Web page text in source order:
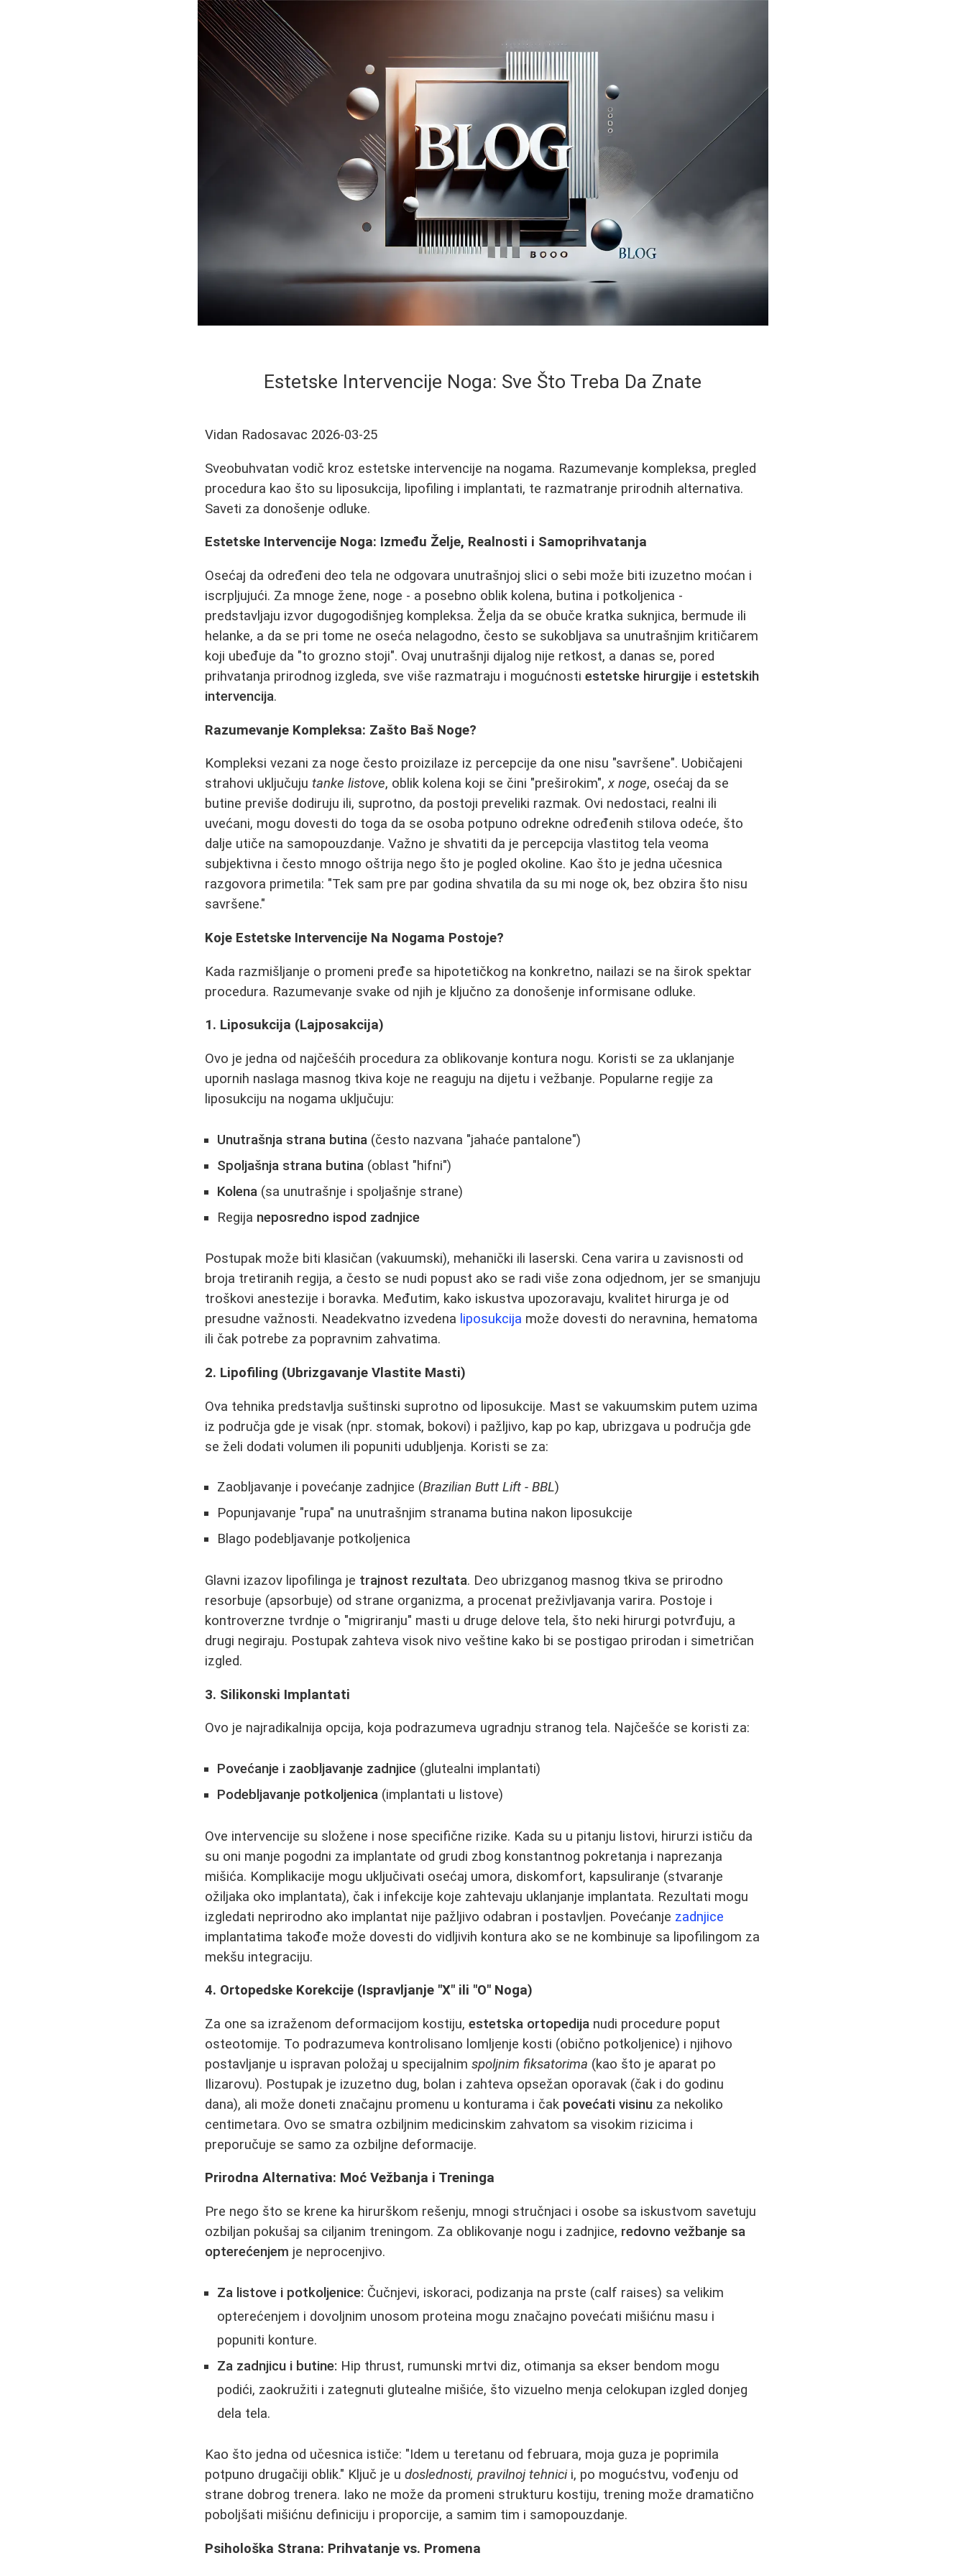
Estetske Intervencije Noga: Sve Što Treba Da Znate
Vidan Radosavac 2026-03-25
Sveobuhvatan vodič kroz estetske intervencije na nogama. Razumevanje kompleksa, pregled
procedura kao što su liposukcija, lipofiling i implantati, te razmatranje prirodnih alternativa.
Saveti za donošenje odluke.
Estetske Intervencije Noga: Između Želje, Realnosti i Samoprihvatanja
Osećaj da određeni deo tela ne odgovara unutrašnjoj slici o sebi može biti izuzetno moćan i
iscrpljujući. Za mnoge žene, noge - a posebno oblik kolena, butina i potkoljenica -
predstavljaju izvor dugogodišnjeg kompleksa. Želja da se obuče kratka suknjica, bermude ili
helanke, a da se pri tome ne oseća nelagodno, često se sukobljava sa unutrašnjim kritičarem
koji ubeđuje da "to grozno stoji". Ovaj unutrašnji dijalog nije retkost, a danas se, pored
prihvatanja prirodnog izgleda, sve više razmatraju i mogućnostiestetske hirurgije iestetskih
intervencija.
Razumevanje Kompleksa: Zašto Baš Noge?
Kompleksi vezani za noge često proizilaze iz percepcije da one nisu "savršene". Uobičajeni
strahovi uključujutanke listove, oblik kolena koji se čini "preširokim",x noge, osećaj da se
butine previše dodiruju ili, suprotno, da postoji preveliki razmak. Ovi nedostaci, realni ili
uvećani, mogu dovesti do toga da se osoba potpuno odrekne određenih stilova odeće, što
dalje utiče na samopouzdanje. Važno je shvatiti da je percepcija vlastitog tela veoma
subjektivna i često mnogo oštrija nego što je pogled okoline. Kao što je jedna učesnica
razgovora primetila: "Tek sam pre par godina shvatila da su mi noge ok, bez obzira što nisu
savršene."
Koje Estetske Intervencije Na Nogama Postoje?
Kada razmišljanje o promeni pređe sa hipotetičkog na konkretno, nailazi se na širok spektar
procedura. Razumevanje svake od njih je ključno za donošenje informisane odluke.
1. Liposukcija (Lajposakcija)
Ovo je jedna od najčešćih procedura za oblikovanje kontura nogu. Koristi se za uklanjanje
upornih naslaga masnog tkiva koje ne reaguju na dijetu i vežbanje. Popularne regije za
liposukciju na nogama uključuju:
Unutrašnja strana butina (često nazvana "jahaće pantalone")
Spoljašnja strana butina (oblast "hifni")
Kolena (sa unutrašnje i spoljašnje strane)
Regija neposredno ispod zadnjice
Postupak može biti klasičan (vakuumski), mehanički ili laserski. Cena varira u zavisnosti od
broja tretiranih regija, a često se nudi popust ako se radi više zona odjednom, jer se smanjuju
troškovi anestezije i boravka. Međutim, kako iskustva upozoravaju, kvalitet hirurga je od
presudne važnosti. Neadekvatno izvedena liposukcija može dovesti do neravnina, hematoma
ili čak potrebe za popravnim zahvatima.
2. Lipofiling (Ubrizgavanje Vlastite Masti)
Ova tehnika predstavlja suštinski suprotno od liposukcije. Mast se vakuumskim putem uzima
iz područja gde je visak (npr. stomak, bokovi) i pažljivo, kap po kap, ubrizgava u područja gde
se želi dodati volumen ili popuniti udubljenja. Koristi se za:
Zaobljavanje i povećanje zadnjice (Brazilian Butt Lift - BBL)
Popunjavanje "rupa" na unutrašnjim stranama butina nakon liposukcije
Blago podebljavanje potkoljenica
Glavni izazov lipofilinga je trajnost rezultata. Deo ubrizganog masnog tkiva se prirodno
resorbuje (apsorbuje) od strane organizma, a procenat preživljavanja varira. Postoje i
kontroverzne tvrdnje o "migriranju" masti u druge delove tela, što neki hirurgi potvrđuju, a
drugi negiraju. Postupak zahteva visok nivo veštine kako bi se postigao prirodan i simetričan
izgled.
3. Silikonski Implantati
Ovo je najradikalnija opcija, koja podrazumeva ugradnju stranog tela. Najčešće se koristi za:
Povećanje i zaobljavanje zadnjice (glutealni implantati)
Podebljavanje potkoljenica (implantati u listove)
Ove intervencije su složene i nose specifične rizike. Kada su u pitanju listovi, hirurzi ističu da
su oni manje pogodni za implantate od grudi zbog konstantnog pokretanja i naprezanja
mišića. Komplikacije mogu uključivati osećaj umora, diskomfort, kapsuliranje (stvaranje
ožiljaka oko implantata), čak i infekcije koje zahtevaju uklanjanje implantata. Rezultati mogu
izgledati neprirodno ako implantat nije pažljivo odabran i postavljen. Povećanje zadnjice
implantatima takođe može dovesti do vidljivih kontura ako se ne kombinuje sa lipofilingom za
mekšu integraciju.
4. Ortopedske Korekcije (Ispravljanje "X" ili "O" Noga)
Za one sa izraženom deformacijom kostiju,estetska ortopedija nudi procedure poput
osteotomije. To podrazumeva kontrolisano lomljenje kosti (obično potkoljenice) i njihovo
postavljanje u ispravan položaj u specijalnimspoljnim fiksatorima (kao što je aparat po
Ilizarovu). Postupak je izuzetno dug, bolan i zahteva opsežan oporavak (čak i do godinu
dana), ali može doneti značajnu promenu u konturama i čak povećati visinu za nekoliko
centimetara. Ovo se smatra ozbiljnim medicinskim zahvatom sa visokim rizicima i
preporučuje se samo za ozbiljne deformacije.
Prirodna Alternativa: Moć Vežbanja i Treninga
Pre nego što se krene ka hirurškom rešenju, mnogi stručnjaci i osobe sa iskustvom savetuju
ozbiljan pokušaj sa ciljanim treningom. Za oblikovanje nogu i zadnjice, redovno vežbanje sa
opterećenjem je neprocenjivo.
Za listove i potkoljenice: Čučnjevi, iskoraci, podizanja na prste (calf raises) sa velikim
opterećenjem i dovoljnim unosom proteina mogu značajno povećati mišićnu masu i
popuniti konture.
Za zadnjicu i butine: Hip thrust, rumunski mrtvi diz, otimanja sa ekser bendom mogu
podići, zaokružiti i zategnuti glutealne mišiće, što vizuelno menja celokupan izgled donjeg
dela tela.
Kao što jedna od učesnica ističe: "Idem u teretanu od februara, moja guza je poprimila
potpuno drugačiji oblik." Ključ je udoslednosti, pravilnoj tehnicii, po mogućstvu, vođenju od
strane dobrog trenera. Iako ne može da promeni strukturu kostiju, trening može dramatično
poboljšati mišićnu definiciju i proporcije, a samim tim i samopouzdanje.
Psihološka Strana: Prihvatanje vs. Promena